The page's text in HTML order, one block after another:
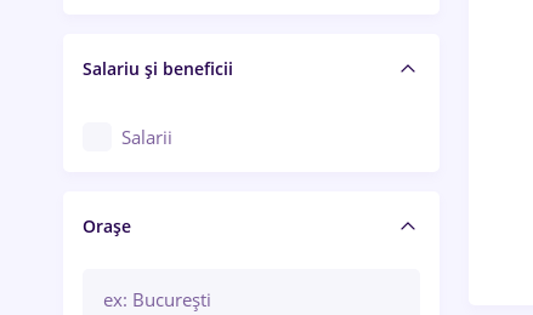
Salariu și beneficii
Salarii
Orașe